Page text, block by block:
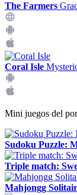
The Farmers
Coral Isle
Mini juegos del
Sudoku Puzzle:
Triple match:
Mahjongg